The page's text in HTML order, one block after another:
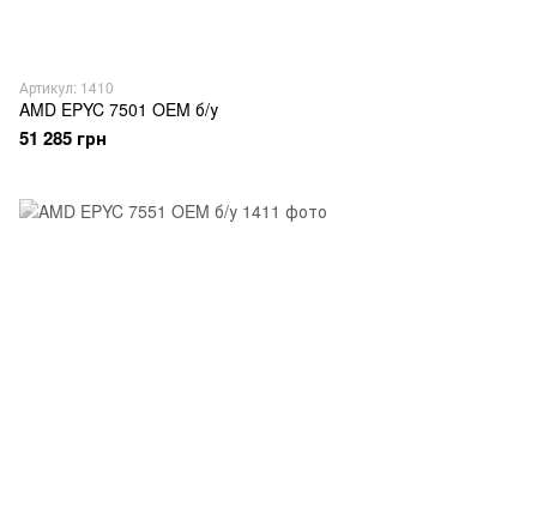
Артикул: 1410
AMD EPYC 7501 OEM б/у
51 285 грн